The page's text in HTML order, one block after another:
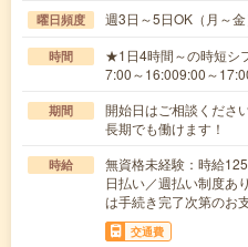
曜日頻度 週3日～5日OK（月～
時間
★1日4時間～の時短シ
7:00～16:009:00～
期間
開始日はご相談くだ
長期でも働けます！
時給
無資格未経験：時給
日払い／週払い制度あ
は手続き完了次第のお
交通費